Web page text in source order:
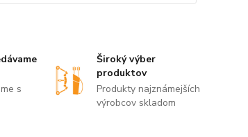
s
Široký výber
produktov
Produkty najznámejších
výrobcov skladom